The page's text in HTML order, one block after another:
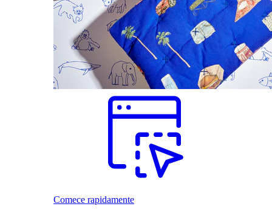
Comece rapidamente